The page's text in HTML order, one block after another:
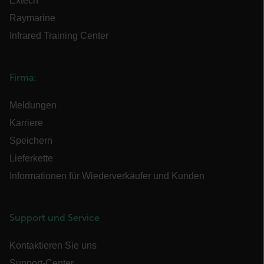
Raymarine
Infrared Training Center
Firma:
Meldungen
Karriere
Speichern
Lieferkette
Informationen für Wiederverkäufer und Kunden
Support und Service
Kontaktieren Sie uns